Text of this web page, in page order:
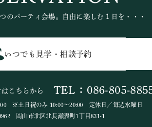
のパーティ会場。自由に楽しむ１日を・・・
いつでも見学・相談予約
こちらから TEL：086-805-
※土日祝のみ 10:00～20:00 定休日／毎週水曜日
岡山市北区北長瀬表町1丁目831-1